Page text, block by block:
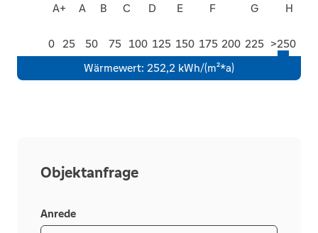
A+ A B C D E F G H
0 25 50 75 100 125 150 175 200 225 >250
Wärmewert: 252,2 kWh/(m²*a)
Objektanfrage
Anrede